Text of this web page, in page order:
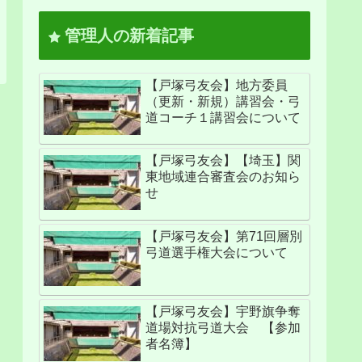
管理人の新着記事
【戸塚弓友会】地方委員
（更新・新規）講習会・弓
道コーチ１講習会について
【戸塚弓友会】【埼玉】関
東地域連合審査会のお知ら
せ
【戸塚弓友会】第71回層別
弓道選手権大会について
【戸塚弓友会】宇野旗争奪
道場対抗弓道大会 【参加
者名簿】